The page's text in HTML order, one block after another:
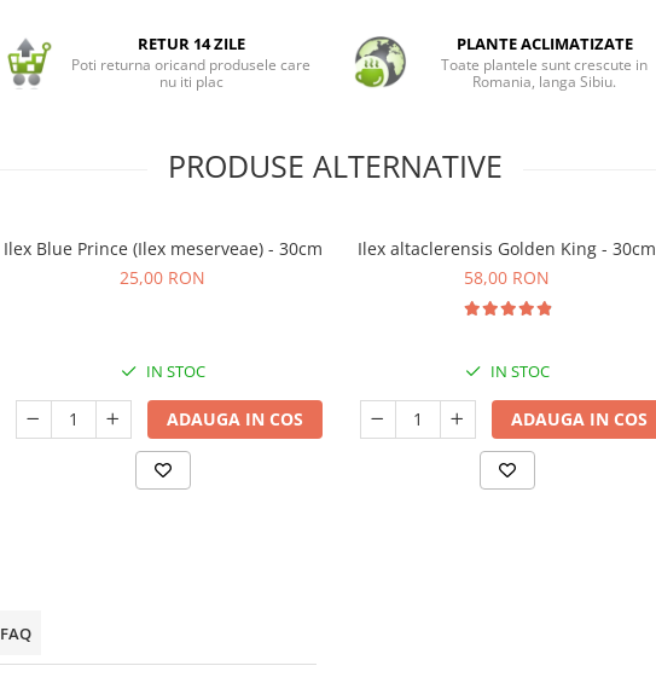
RETUR 14 ZILE
Poti returna oricand produsele care
nu iti plac
PLANTE ACLIMATIZATE
Toate plantele sunt crescute in
Romania, langa Sibiu.
PRODUSE ALTERNATIVE
Ilex Blue Prince (Ilex meserveae) - 30cm
25,00 RON
IN STOC
ADAUGA IN COS
Ilex altaclerensis Golden King - 30cm
58,00 RON
IN STOC
ADAUGA IN COS
FAQ